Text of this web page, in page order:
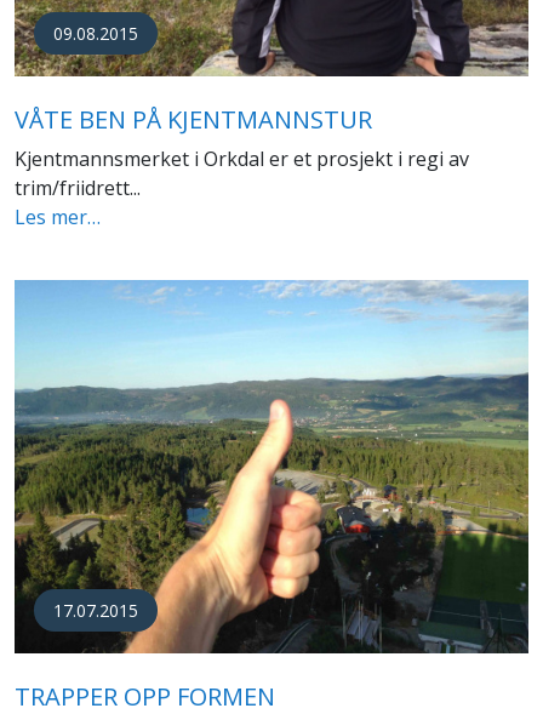
09.08.2015
VÅTE BEN PÅ KJENTMANNSTUR
Kjentmannsmerket i Orkdal er et prosjekt i regi av
trim/friidrett...
Les mer…
17.07.2015
TRAPPER OPP FORMEN